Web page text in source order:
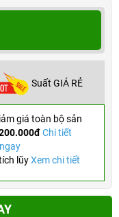
Suất GIÁ RẺ
giá toàn bộ sản
Chi tiết
lũyXem chi tiết